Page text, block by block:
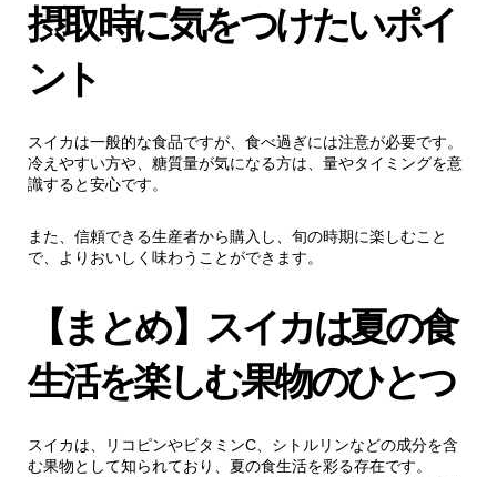
摂取時に気をつけたいポイ
ント
スイカは一般的な食品ですが、食べ過ぎには注意が必要です。
冷えやすい方や、糖質量が気になる方は、量やタイミングを意
識すると安心です。
また、信頼できる生産者から購入し、旬の時期に楽しむこと
で、よりおいしく味わうことができます。
【まとめ】スイカは夏の食
生活を楽しむ果物のひとつ
スイカは、リコピンやビタミンC、シトルリンなどの成分を含
む果物として知られており、夏の食生活を彩る存在です。